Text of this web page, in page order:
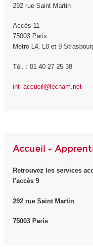
292 rue Saint Martin
Accès 11
75003 Paris
Métro L4, L8 et 9
Tél. : 01 40 27 25 38
int_accueil@lecnam.net
Accueil -
Retrouvez les services
l'accès 9
292 rue Saint Martin
75003 Paris